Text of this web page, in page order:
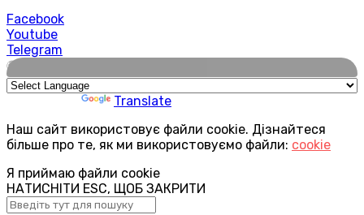
Facebook
Youtube
Telegram
🌍
Translate
Наш сайт використовує файли cookie. Дізнайтеся
більше про те, як ми використовуємо файли: cookie
Я приймаю файли cookie
НАТИСНІТИ ESC, ЩОБ ЗАКРИТИ